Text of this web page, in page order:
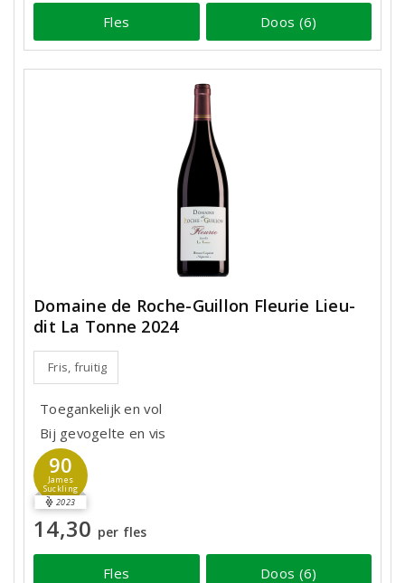
Fles Doos (6)
Domaine de Roche-Guillon Fleurie Lieu-
dit La Tonne 2024
Fris, fruitig
Toegankelijk en vol
Bij gevogelte en vis
90
James
Suckling
2023
14,30 per fles
Fles Doos (6)